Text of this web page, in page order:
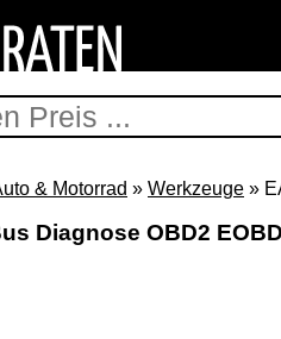
& Motorrad » Werkzeuge »
Diagnose OBD2 EOBD